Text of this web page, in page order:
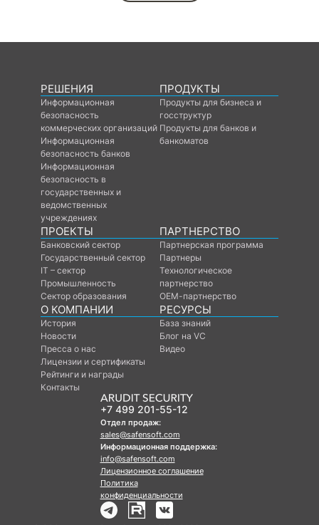
РЕШЕНИЯ
Информационная
безопасность
коммерческих организаций
Информационная
безопасность банков
Информационная
безопасность в
государственных и
ведомственных
учреждениях
ПРОДУКТЫ
Продукты для бизнеса и
госструктур
Продукты для банков и
банкоматов
ПРОЕКТЫ
Банковский сектор
Государственный сектор
IT – сектор
Промышленность
Сектор образования
ПАРТНЕРСТВО
Партнерская программа
Партнеры
Технологическое
партнерство
ОЕМ-партнерство
О КОМПАНИИ
История
Новости
Пресса о нас
Лицензии и сертификаты
Рейтинги и награды
Контакты
РЕСУРСЫ
База знаний
Блог на VC
Видео
+7 499 201-55-12
Отдел продаж:
sales@safensoft.com
Информационная поддержка:
info@safensoft.com
Лицензионное соглашение
Политика
конфиденциальности